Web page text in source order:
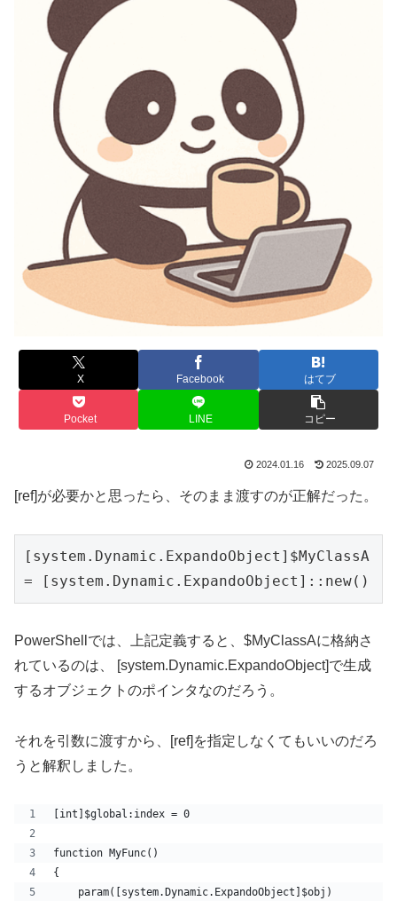
X Facebook はてブ
Pocket LINE コピー
2024.01.16 2025.09.07
[ref]が必要かと思ったら、そのまま渡すのが正解だった。
[system.Dynamic.ExpandoObject]$MyClassA
PowerShellでは、上記定義すると、$MyClassAに格納さ
れているのは、 [system.Dynamic.ExpandoObject]で生成
するオブジェクトのポインタなのだろう。
それを引数に渡すから、[ref]を指定しなくてもいいのだろ
うと解釈しました。
[int]$global:index = 0
function MyFunc()
{
    param([system.Dynamic.ExpandoObject]$obj)